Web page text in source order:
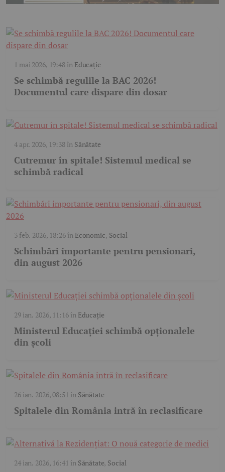
1 mai 2026, 19:48în Educație
Se schimbă regulile la BAC 2026!
Documentul care dispare din dosar
4 apr. 2026, 19:38în Sănătate
Cutremur în spitale! Sistemul medical se
schimbă radical
3 feb. 2026, 18:26în Economic, Social
Schimbări importante pentru pensionari,
din august 2026
29 ian. 2026, 11:16în Educație
Ministerul Educației schimbă opționalele
din școli
26 ian. 2026, 08:51 în Sănătate
Spitalele din România intră în reclasificare
24 ian. 2026, 16:41 în Sănătate, Social